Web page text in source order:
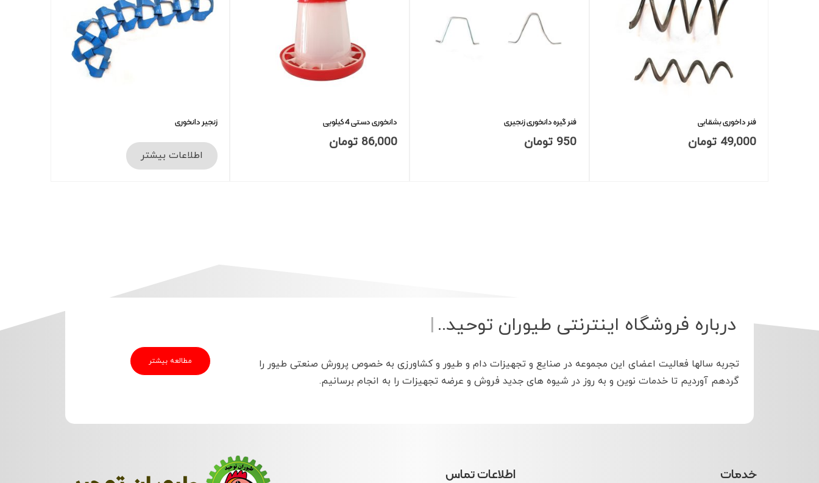
فنر داخوری بشقابی
49,000 تومان
فنر گیره دانخوری زنجیری
950 تومان
دانخوری دستی 4 کیلویی
86,000 تومان
زنجیر دانخوری
اطلاعات بیشتر
درباره فروشگاه اینترنتی طیور|
تجربه سالها فعالیت اعضای این مجموعه در صنایع و تجهیزات دام و طیور و کشاورزی به خصوص پرورش صنعتی طیور را
گردهم آوردیم تا خدمات نوین و به روز در شیوه های جدید فروش و عرضه تجهیزات را به انجام برسانیم.
مطالعه بیشتر
خدمات اطلاعات تماس